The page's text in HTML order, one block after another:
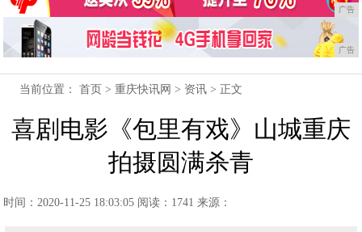
广告
广告
当前位置：首页 >重庆快讯网 > 资讯 > 正文
喜剧电影《包里有戏》山城重庆
拍摄圆满杀青
时间：2020-11-25 18:03:05 阅读：1741 来源：